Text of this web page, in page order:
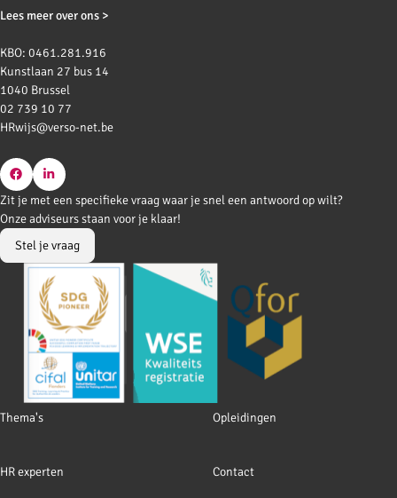
Lees meer over ons >
KBO: 0461.281.916
Kunstlaan 27 bus 14
1040 Brussel
02 739 10 77
HRwijs@verso-net.be
Go
to
Facebook
Go
to
LinkedIn
Footer
Thema's Opleidingen
HR experten Contact
Zit je met een specifieke vraag waar je snel een antwoord op wilt?
Onze adviseurs staan voor je klaar!
Stel je vraag